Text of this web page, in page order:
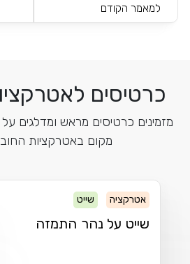
למאמר הקודם
כרטיסים
מזמינים כרטיסים מראש ומדלגים
מקום באטרקציות
אטרקציה שייט
שייט על נהר התמזה